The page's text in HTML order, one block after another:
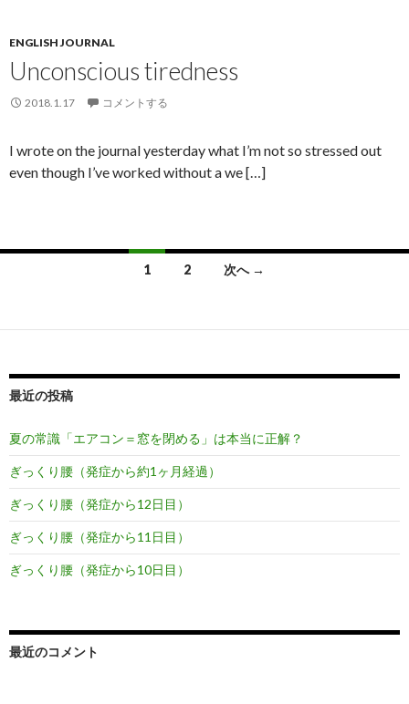
ENGLISH JOURNAL
Unconscious tiredness
2018.1.17 コメントする
I wrote on the journal yesterday what I’m not so stressed out
even though I’ve worked without a we […]
ナ
ゲ
ー
シ
ョ
ン
1 2 次へ →
最近の投稿
夏の常識「エアコン＝窓を閉める」は本当に正解？
ぎっくり腰（発症から約1ヶ月経過）
ぎっくり腰（発症から12日目）
ぎっくり腰（発症から11日目）
ぎっくり腰（発症から10日目）
最近のコメント